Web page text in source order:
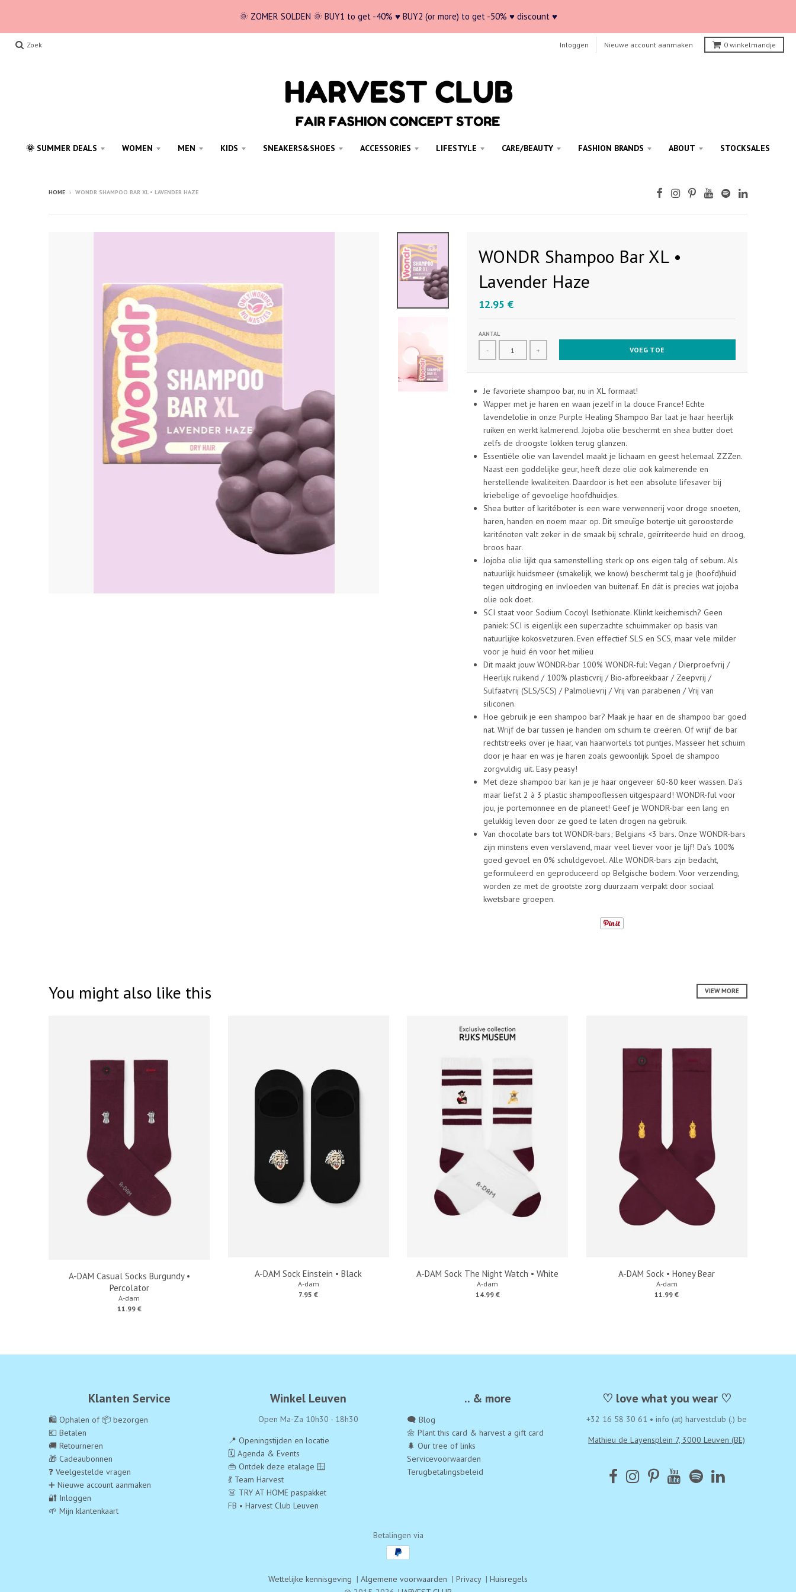
🌞 ZOMER SOLDEN 🌞 BUY1 to get -40% ♥ BUY2 (or more) to get -50% ♥ discount ♥
Zoek Inloggen Nieuwe account aanmaken 0 winkelmandje
🌞 SUMMER DEALS WOMEN MEN KIDS SNEAKERS&SHOES ACCESSORIES LIFESTYLE CARE/BEAUTY FASHION BRANDS ABOUT STOCKSALES
HOME › WONDR SHAMPOO BAR XL • LAVENDER HAZE
WONDR Shampoo Bar XL •
Lavender Haze
12.95 €
AANTAL
- + VOEG TOE
Je favoriete shampoo bar, nu in XL formaat!
Wapper met je haren en waan jezelf in la douce France! Echte
lavendelolie in onze Purple Healing Shampoo Bar laat je haar heerlijk
ruiken en werkt kalmerend. Jojoba olie beschermt en shea butter doet
zelfs de droogste lokken terug glanzen.
Essentiële olie van lavendel maakt je lichaam en geest helemaal ZZZen.
Naast een goddelijke geur, heeft deze olie ook kalmerende en
herstellende kwaliteiten. Daardoor is het een absolute lifesaver bij
kriebelige of gevoelige hoofdhuidjes.
Shea butter of karitéboter is een ware verwennerij voor droge snoeten,
haren, handen en noem maar op. Dit smeuïge botertje uit geroosterde
kariténoten valt zeker in de smaak bij schrale, geïrriteerde huid en droog,
broos haar.
Jojoba olie lijkt qua samenstelling sterk op ons eigen talg of sebum. Als
natuurlijk huidsmeer (smakelijk, we know) beschermt talg je (hoofd)huid
tegen uitdroging en invloeden van buitenaf. En dát is precies wat jojoba
olie ook doet.
SCI staat voor Sodium Cocoyl Isethionate. Klinkt keichemisch? Geen
paniek: SCI is eigenlijk een superzachte schuimmaker op basis van
natuurlijke kokosvetzuren. Even effectief SLS en SCS, maar vele milder
voor je huid én voor het milieu
Dit maakt jouw WONDR-bar 100% WONDR-ful: Vegan / Dierproefvrij /
Heerlijk ruikend / 100% plasticvrij / Bio-afbreekbaar / Zeepvrij /
Sulfaatvrij (SLS/SCS) / Palmolievrij / Vrij van parabenen / Vrij van
siliconen.
Hoe gebruik je een shampoo bar? Maak je haar en de shampoo bar goed
nat. Wrijf de bar tussen je handen om schuim te creëren. Of wrijf de bar
rechtstreeks over je haar, van haarwortels tot puntjes. Masseer het schuim
door je haar en was je haren zoals gewoonlijk. Spoel de shampoo
zorgvuldig uit. Easy peasy!
Met deze shampoo bar kan je je haar ongeveer 60-80 keer wassen. Da’s
maar liefst 2 à 3 plastic shampooflessen uitgespaard! WONDR-ful voor
jou, je portemonnee en de planeet! Geef je WONDR-bar een lang en
gelukkig leven door ze goed te laten drogen na gebruik.
Van chocolate bars tot WONDR-bars; Belgians <3 bars. Onze WONDR-bars
zijn minstens even verslavend, maar veel liever voor je lijf! Da’s 100%
goed gevoel en 0% schuldgevoel. Alle WONDR-bars zijn bedacht,
geformuleerd en geproduceerd op Belgische bodem. Voor verzending,
worden ze met de grootste zorg duurzaam verpakt door sociaal
kwetsbare groepen.
You might also like this VIEW MORE
A-DAM Casual Socks Burgundy •
Percolator
A-dam
11.99 €
A-DAM Sock Einstein • Black
A-dam
7.95 €
A-DAM Sock The Night Watch • White
A-dam
14.99 €
A-DAM Sock • Honey Bear
A-dam
11.99 €
Klanten Service
🛍️ Ophalen of 📦 bezorgen
💶 Betalen
🚚 Retourneren
🎁 Cadeaubonnen
❓ Veelgestelde vragen
➕ Nieuwe account aanmaken
🔐 Inloggen
🌱 Mijn klantenkaart
Winkel Leuven
Open Ma-Za 10h30 - 18h30
📍 Openingstijden en locatie
🗓️ Agenda & Events
👜 Ontdek deze etalage 🪟
💃 Team Harvest
👗 TRY AT HOME paspakket
FB • Harvest Club Leuven
.. & more
🗨️ Blog
🌼 Plant this card & harvest a gift card
🌲 Our tree of links
Servicevoorwaarden
Terugbetalingsbeleid
♡ love what you wear ♡
+32 16 58 30 61 •info (at) harvestclub (.) be
Mathieu de Layensplein 7, 3000 Leuven (BE)
Betalingen via
Wettelijke kennisgeving | Algemene voorwaarden | Privacy| Huisregels